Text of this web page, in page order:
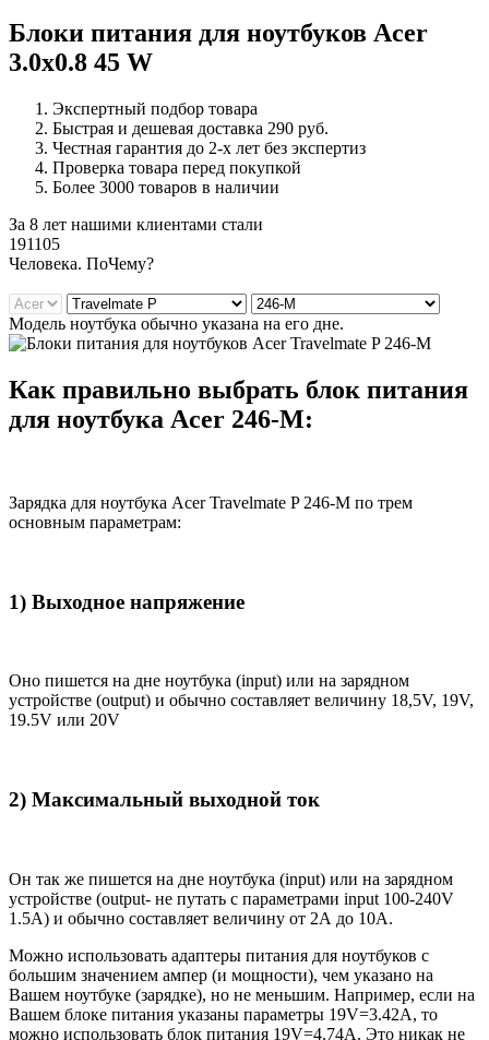
Блоки питания для ноутбуков Acer
3.0x0.8 45 W
Экспертный подбор товара
Быстрая и дешевая доставка 290 руб.
Честная гарантия до 2-х лет без экспертиз
Проверка товара перед покупкой
Более 3000 товаров в наличии
За 8 лет нашими клиентами стали
191105
Человека. ПоЧему?
Модель ноутбука обычно указана на его дне.
Как правильно выбрать блок питания
для ноутбука Acer 246-M:
Зарядка для ноутбука Acer Travelmate P 246-M по трем
основным параметрам:
1) Выходное напряжение
Оно пишется на дне ноутбука (input) или на зарядном
устройстве (output) и обычно составляет величину 18,5V, 19V,
19.5V или 20V
2) Максимальный выходной ток
Он так же пишется на дне ноутбука (input) или на зарядном
устройстве (output- не путать с параметрами input 100-240V
1.5A) и обычно составляет величину от 2А до 10A.
Можно использовать адаптеры питания для ноутбуков с
большим значением ампер (и мощности), чем указано на
Вашем ноутбуке (зарядке), но не меньшим. Например, если на
Вашем блоке питания указаны параметры 19V=3.42A, то
можно использовать блок питания 19V=4.74A. Это никак не